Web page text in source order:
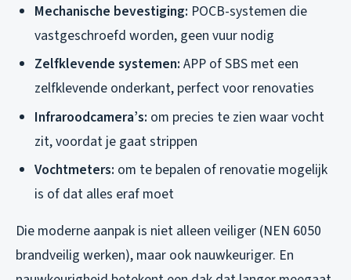
Mechanische bevestiging: POCB-systemen die
vastgeschroefd worden, geen vuur nodig
Zelfklevende systemen: APP of SBS met een
zelfklevende onderkant, perfect voor renovaties
Infraroodcamera’s: om precies te zien waar vocht
zit, voordat je gaat strippen
Vochtmeters: om te bepalen of renovatie mogelijk
is of dat alles eraf moet
Die moderne aanpak is niet alleen veiliger (NEN 6050
brandveilig werken), maar ook nauwkeuriger. En